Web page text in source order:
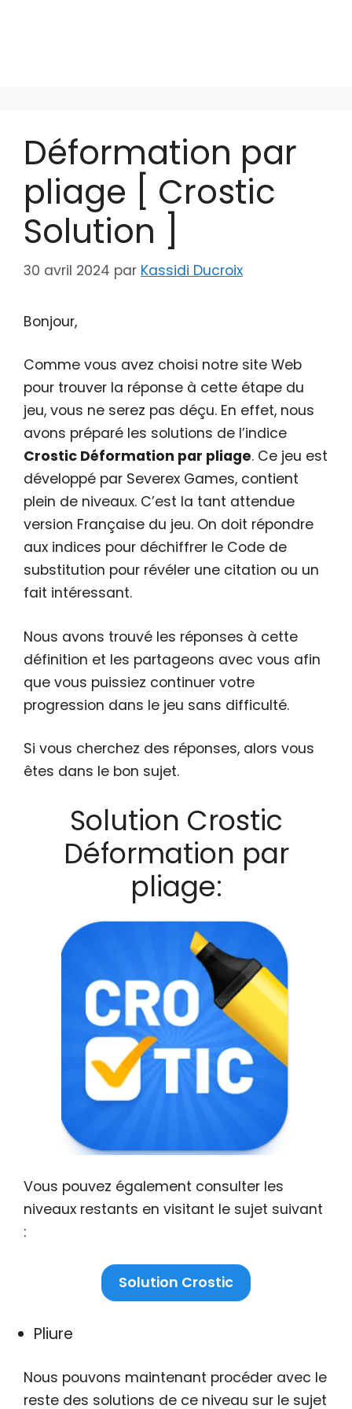
Déformation par
pliage [ Crostic
Solution ]
30 avril 2024 par Kassidi Ducroix
Bonjour,
Comme vous avez choisi notre site Web
pour trouver la réponse à cette étape du
jeu, vous ne serez pas déçu. En effet, nous
avons préparé les solutions de l’indice
Crostic Déformation par pliage. Ce jeu est
développé par Severex Games, contient
plein de niveaux. C’est la tant attendue
version Française du jeu. On doit répondre
aux indices pour déchiffrer le Code de
substitution pour révéler une citation ou un
fait intéressant.
Nous avons trouvé les réponses à cette
définition et les partageons avec vous afin
que vous puissiez continuer votre
progression dans le jeu sans difficulté.
Si vous cherchez des réponses, alors vous
êtes dans le bon sujet.
Solution Crostic
Déformation par
pliage:
Vous pouvez également consulter les
niveaux restants en visitant le sujet suivant
:
Solution Crostic
Pliure
Nous pouvons maintenant procéder avec le
reste des solutions de ce niveau sur le sujet